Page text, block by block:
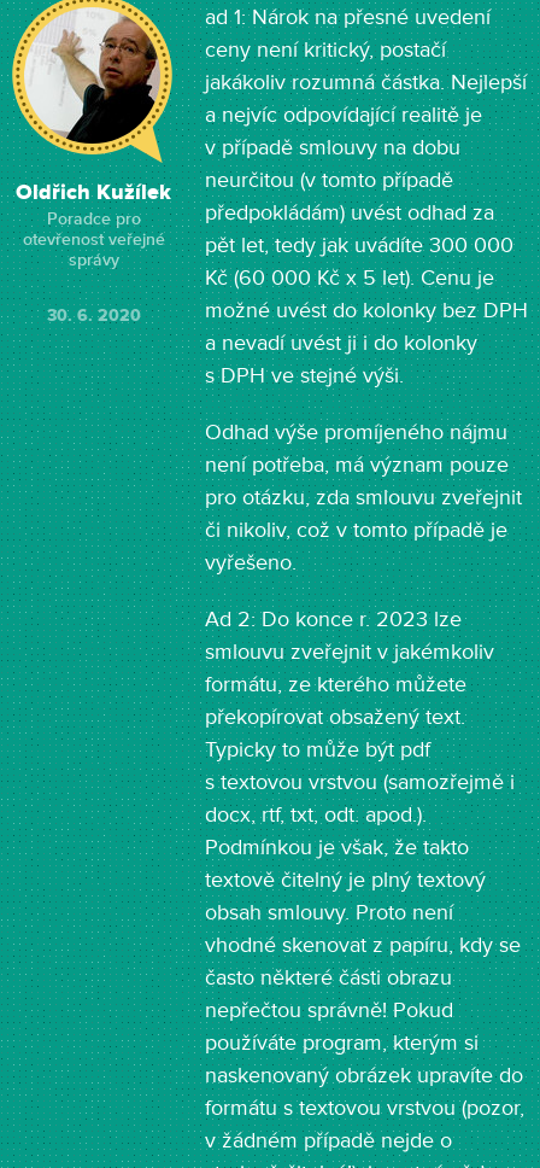
Oldřich Kužílek
Poradce pro
otevřenost veřejné
správy
30. 6. 2020
ad 1: Nárok na přesné uvedení
ceny není kritický, postačí
jakákoliv rozumná částka. Nejlepší
a nejvíc odpovídající realitě je
v případě smlouvy na dobu
neurčitou (v tomto případě
předpokládám) uvést odhad za
pět let, tedy jak uvádíte 300 000
Kč (60 000 Kč x 5 let). Cenu je
možné uvést do kolonky bez DPH
a nevadí uvést ji i do kolonky
s DPH ve stejné výši.
Odhad výše promíjeného nájmu
není potřeba, má význam pouze
pro otázku, zda smlouvu zveřejnit
či nikoliv, což v tomto případě je
vyřešeno.
Ad 2: Do konce r. 2023 lze
smlouvu zveřejnit v jakémkoliv
formátu, ze kterého můžete
překopírovat obsažený text.
Typicky to může být pdf
s textovou vrstvou (samozřejmě i
docx, rtf, txt, odt. apod.).
Podmínkou je však, že takto
textově čitelný je plný textový
obsah smlouvy. Proto není
vhodné skenovat z papíru, kdy se
často některé části obrazu
nepřečtou správně! Pokud
používáte program, kterým si
naskenovaný obrázek upravíte do
formátu s textovou vrstvou (pozor,
v žádném případě nejde o